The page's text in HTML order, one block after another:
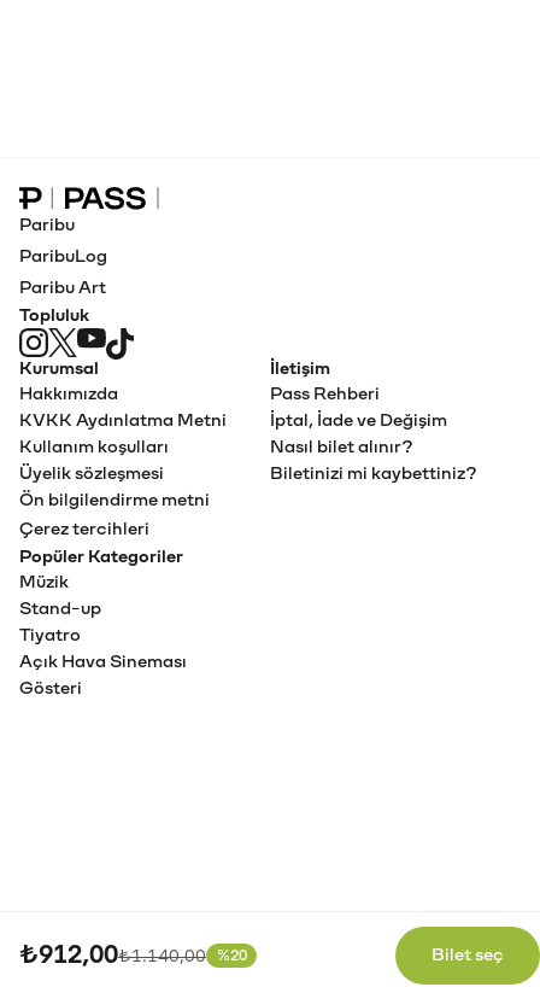
₺912,00Eski fiyat
₺1.140,00 İndirim
%20 Bilet seç
Paribu Pass Ana Sayfa
Paribu
ParibuLog
Paribu Art
Topluluk
Kurumsal
Hakkımızda
KVKK Aydınlatma Metni
Kullanım koşulları
Üyelik sözleşmesi
Ön bilgilendirme metni
Çerez tercihleri
İletişim
Pass Rehberi
İptal, İade ve Değişim
Nasıl bilet alınır?
Biletinizi mi kaybettiniz?
Popüler Kategoriler
Müzik
Stand-up
Tiyatro
Açık Hava Sineması
Gösteri